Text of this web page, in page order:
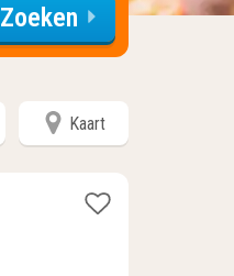
Zoeken
Kaart